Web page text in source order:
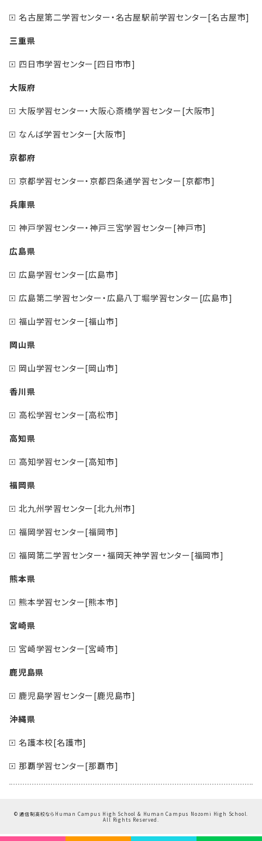
名古屋第二学習センター・名古屋駅前学習センター[名古屋市]
三重県
四日市学習センター[四日市市]
大阪府
大阪学習センター・大阪心斎橋学習センター[大阪市]
なんば学習センター[大阪市]
京都府
京都学習センター・京都四条通学習センター[京都市]
兵庫県
神戸学習センター・神戸三宮学習センター[神戸市]
広島県
広島学習センター[広島市]
広島第二学習センター・広島八丁堀学習センター[広島市]
福山学習センター[福山市]
岡山県
岡山学習センター[岡山市]
香川県
高松学習センター[高松市]
高知県
高知学習センター[高知市]
福岡県
北九州学習センター[北九州市]
福岡学習センター[福岡市]
福岡第二学習センター・福岡天神学習センター[福岡市]
熊本県
熊本学習センター[熊本市]
宮崎県
宮崎学習センター[宮崎市]
鹿児島県
鹿児島学習センター[鹿児島市]
沖縄県
名護本校[名護市]
那覇学習センター[那覇市]
©通信制高校ならHuman Campus High School & Human Campus Nozomi High School.
All Rights Reserved.